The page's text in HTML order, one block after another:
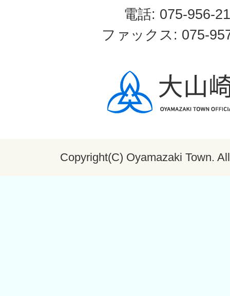
電話: 075-956-
ファックス: 075-
Copyright(C) Oyamazaki Town.